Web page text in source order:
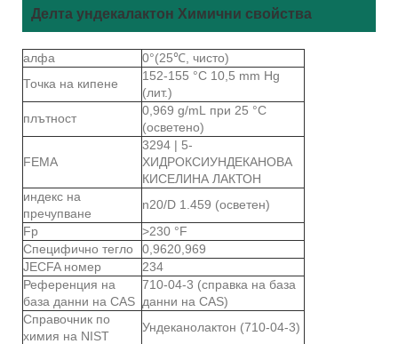
Делта ундекалактон Химични свойства
алфа
0°(25℃, чисто)
Точка на кипене
152-155 °C 10,5 mm Hg
(лит.)
плътност
0,969 g/mL при 25 °C
(осветено)
FEMA
3294 | 5-
ХИДРОКСИУНДЕКАНОВА
КИСЕЛИНА ЛАКТОН
индекс на
пречупване
n20/D 1.459 (осветен)
Fp
>230 °F
Специфично тегло
0,9620,969
JECFA номер
234
Референция на
база данни на CAS
710-04-3 (справка на база
данни на CAS)
Справочник по
химия на NIST
Ундеканолактон (710-04-3)